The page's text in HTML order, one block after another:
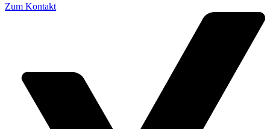
Zum Kontakt